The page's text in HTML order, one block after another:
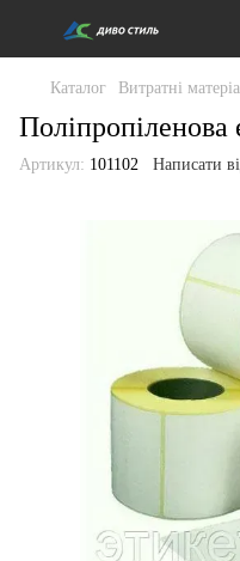
Каталог Витратні
Поліпропіленова
Артикул: 101102 Написати